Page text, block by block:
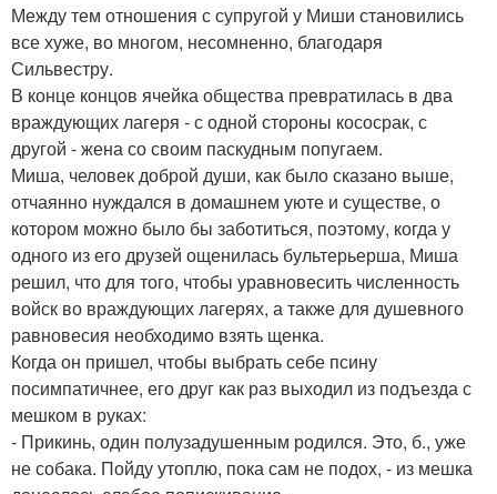
Между тем отношения с супругой у Миши становились
все хуже, во многом, несомненно, благодаря
Сильвестру.
В конце концов ячейка общества превратилась в два
враждующих лагеря - с одной стороны кососрак, с
другой - жена со своим паскудным попугаем.
Миша, человек доброй души, как было сказано выше,
отчаянно нуждался в домашнем уюте и существе, о
котором можно было бы заботиться, поэтому, когда у
одного из его друзей ощенилась бультерьерша, Миша
решил, что для того, чтобы уравновесить численность
войск во враждующих лагерях, а также для душевного
равновесия необходимо взять щенка.
Когда он пришел, чтобы выбрать себе псину
посимпатичнее, его друг как раз выходил из подъезда с
мешком в руках:
- Прикинь, один полузадушенным родился. Это, б., уже
не собака. Пойду утоплю, пока сам не подох, - из мешка